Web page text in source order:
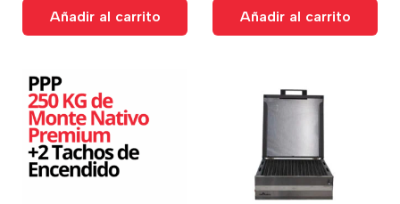
Añadir al carrito Añadir al carrito